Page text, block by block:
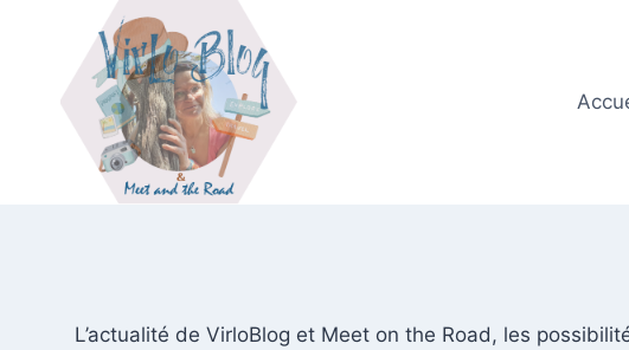
contenu
L’actualité de VirloBlog et Meet on the Road, les